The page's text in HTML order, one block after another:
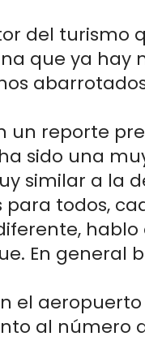
del turismo
que ya hay
un reporte
sido una
similar a la
todos,
hablo
En general
el aeropuerto
al número